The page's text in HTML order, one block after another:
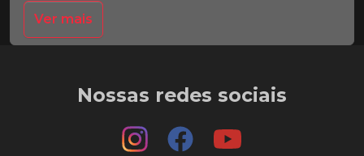
Ver mais
Nossas redes sociais